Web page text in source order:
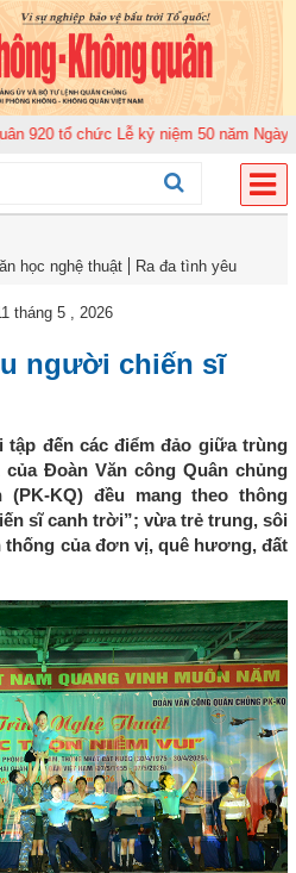
tổ chức Lễ kỷ niệm 50 năm Ngày
học nghệ thuật Ra đa tình yêu
tháng 5 , 2026
người chiến sĩ
đến các điểm đảo giữa trùng
Đoàn Văn công Quân chủng
(PK-KQ) đều mang theo thông
sĩ canh trời”; vừa trẻ trung, sôi
của đơn vị, quê hương, đất